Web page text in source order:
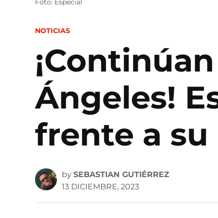
POSTED
NOTICIAS
Ángeles!
frente a su
by SEBASTIAN GUTIÉRREZ
13 DICIEMBRE, 2023